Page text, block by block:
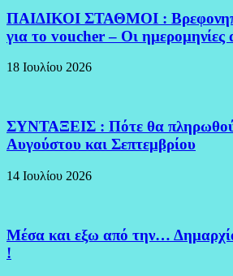
ΠΑΙΔΙΚΟΙ ΣΤΑΘΜΟΙ :
για το voucher – Οι
18 Ιουλίου 2026
ΣΥΝΤΑΞΕΙΣ : Πότε θα πληρωθούν
Αυγούστου και Σεπτεμβρίου
14 Ιουλίου 2026
Μέσα και εξω από την…
!